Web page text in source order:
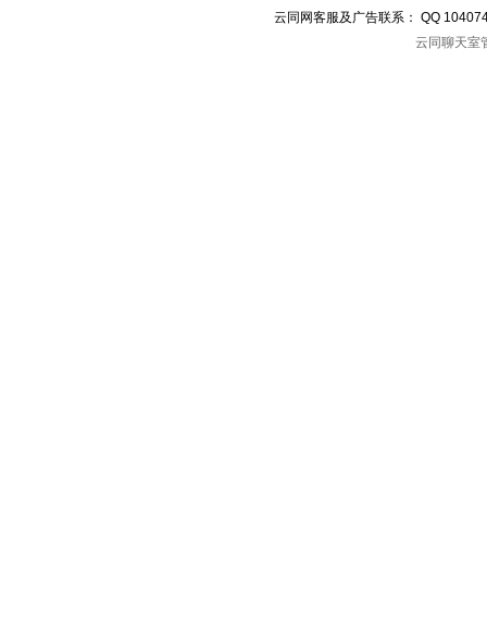
云同网客服及广告联系： QQ
云同聊天室